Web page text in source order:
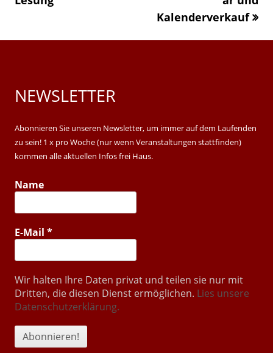
Kalenderverkauf
Main
Sidebar
NEWSLETTER
Abonnieren Sie unseren Newsletter, um immer auf dem Laufenden
zu sein! 1 x pro Woche (nur wenn Veranstaltungen stattfinden)
kommen alle aktuellen Infos frei Haus.
Name
E-Mail *
Wir halten Ihre Daten privat und teilen sie nur mit
Dritten, die diesen Dienst ermöglichen. Lies unsere
Datenschutzerklärung.